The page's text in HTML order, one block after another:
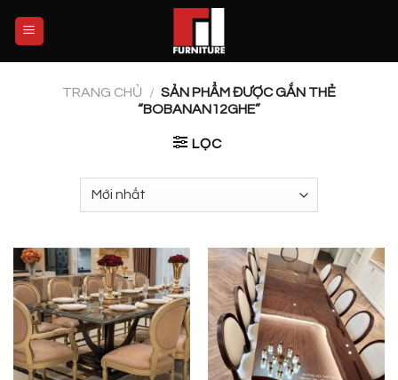
TRANG CHỦ / SẢN PHẨM ĐƯỢC GẮN THẺ
“BOBANAN12GHE”
LỌC